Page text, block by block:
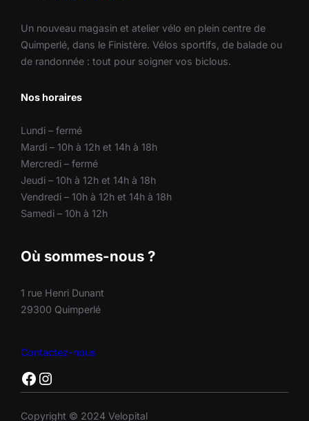
Un nouveau magasin et atelier vélo en plein centre de
Quimperlé, dans le Finistère. Vélos sportifs, de balade ou
de randonnée : tout pour soigner vos biclous.
Nos horaires
Lundi – fermé
Mardi – 10h à 12h et 14h à 18h
Mercredi – fermé
Jeudi – 10h à 12h et 14h à 18h
Vendredi – 10h à 12h et 14h à 18h
Samedi – 10h à 12h
Où sommes-nous ?
1 rue Henri Dunant
29300 Quimperlé
Contactez-nous
Facebook Instagram
Copyright © 2024 Velopital